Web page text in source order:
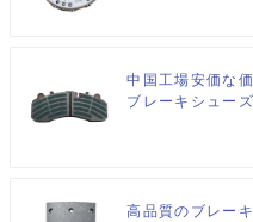
中国工場安価な
ブレーキシュー
高品質のブレー